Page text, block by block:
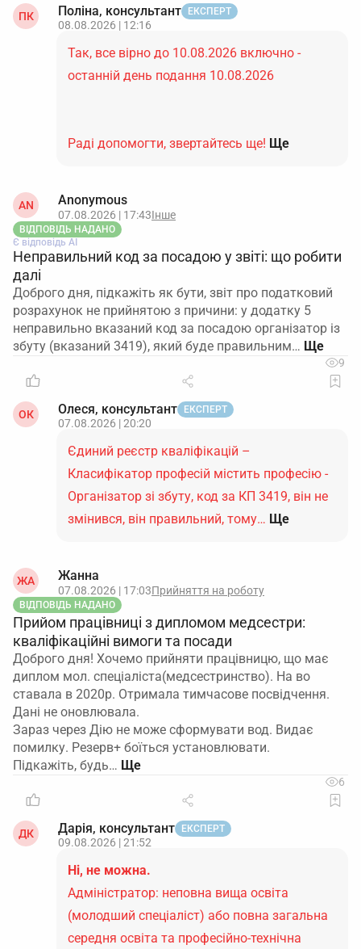
ПК Поліна, консультант ЕКСПЕРТ
08.08.2026 | 12:16
Так, все вірно до 10.08.2026 включно -
останній день подання 10.08.2026
Раді допомогти, звертайтесь ще! Ще
AN Anonymous
07.08.2026 | 17:43Інше
ВІДПОВІДЬ НАДАНО
Є відповідь АІ
Неправильний код за посадою у звіті: що робити
далі
Доброго дня, підкажіть як бути, звіт про податковий
розрахунок не прийнятою з причини: у додатку 5
неправильно вказаний код за посадою організатор із
збуту (вказаний 3419), який буде правильним…
9
ОК Олеся, консультант ЕКСПЕРТ
07.08.2026 | 20:20
Єдиний реєстр кваліфікацій –
Класифікатор професій містить професію -
Організатор зі збуту, код за КП 3419, він не
змінився, він правильний, тому… Ще
ЖА Жанна
07.08.2026 | 17:03Прийняття на роботу
ВІДПОВІДЬ НАДАНО
Прийом працівниці з дипломом медсестри:
кваліфікаційні вимоги та посади
Доброго дня! Хочемо прийняти працівницю, що має
диплом мол. спеціаліста(медсестринство). На во
ставала в 2020р. Отримала тимчасове посвідчення.
Дані не оновлювала.
Зараз через Дію не може сформувати вод. Видає
помилку. Резерв+ боїться установлювати.
Підкажіть, будь…
6
ДК Дарія, консультант ЕКСПЕРТ
09.08.2026 | 21:52
Ні, не можна.
Адміністратор: неповна вища освіта
(молодший спеціаліст) або повна загальна
середня освіта та професійно-технічна